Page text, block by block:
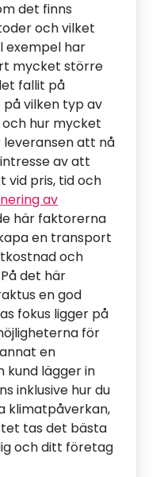
det finns
och vilket
exempel har
mycket större
fallit på
vilken typ av
hur mycket
leveransen att nå
av att
vid pris, tid och
av
här faktorerna
en transport
och
det här
en god
fokus ligger på
för
en
kund lägger in
inklusive hur du
klimatpåverkan,
tas det bästa
och ditt företag